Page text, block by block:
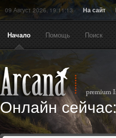
09 Август 2026, 19:11:13 На сайт
Начало Помощь Поиск
Онлайн